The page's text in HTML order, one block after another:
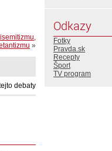
»
debaty
Odkazy
Fotky
Pravda.sk
Recepty
Šport
TV program